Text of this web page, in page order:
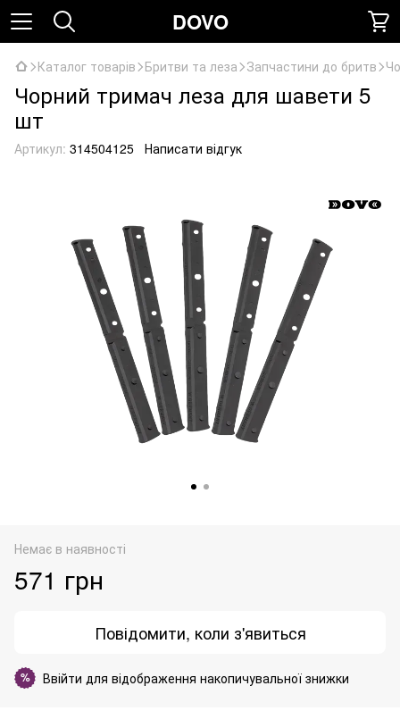
DOVO
Каталог товарів Бритви та леза Запчастини до бритв
Чорний тримач леза для шавети 5
шт
Артикул: 314504125 Написати відгук
Немає в наявності
571 грн
Повідомити, коли з'явиться
% Ввійти для відображення накопичувальної знижки